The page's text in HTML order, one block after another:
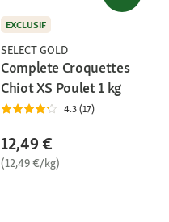
EXCLUSIF
SELECT GOLD
Complete Croquettes
Chiot XS Poulet 1 kg
4.3 (17)
12,49 €
(12,49 €/kg)